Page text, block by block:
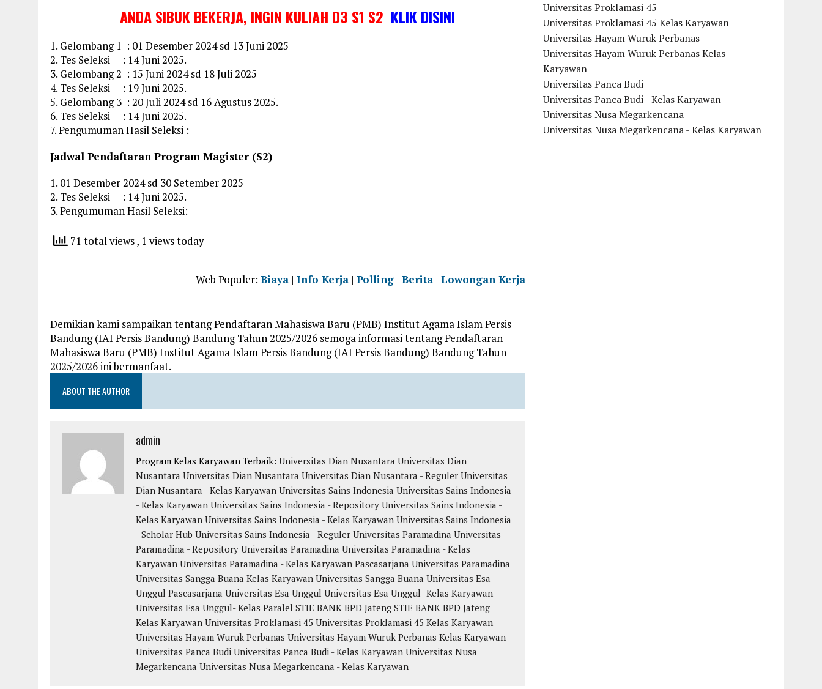
ANDA SIBUK BEKERJA, INGIN KULIAH D3 S1 S2 KLIK DISINI
1. Gelombang 1 : 01 Desember 2024 sd 13 Juni 2025
2. Tes Seleksi : 14 Juni 2025.
3. Gelombang 2 : 15 Juni 2024 sd 18 Juli 2025
4. Tes Seleksi : 19 Juni 2025.
5. Gelombang 3 : 20 Juli 2024 sd 16 Agustus 2025.
6. Tes Seleksi : 14 Juni 2025.
7. Pengumuman Hasil Seleksi :
Jadwal Pendaftaran Program Magister (S2)
1. 01 Desember 2024 sd 30 Setember 2025
2. Tes Seleksi : 14 Juni 2025.
3. Pengumuman Hasil Seleksi:
71 total views, 1 views today
Web Populer: Biaya| Info Kerja| Polling| Berita| Lowongan Kerja
Demikian kami sampaikan tentang Pendaftaran Mahasiswa Baru (PMB) Institut Agama Islam Persis
Bandung (IAI Persis Bandung) Bandung Tahun 2025/2026 semoga informasi tentang Pendaftaran
Mahasiswa Baru (PMB) Institut Agama Islam Persis Bandung (IAI Persis Bandung) Bandung Tahun
2025/2026 ini bermanfaat.
ABOUT THE AUTHOR
admin
Program Kelas Karyawan Terbaik: Universitas Dian Nusantara Universitas Dian
Nusantara Universitas Dian Nusantara Universitas Dian Nusantara - Reguler Universitas
Dian Nusantara - Kelas Karyawan Universitas Sains Indonesia Universitas Sains Indonesia
- Kelas Karyawan Universitas Sains Indonesia - Repository Universitas Sains Indonesia -
Kelas Karyawan Universitas Sains Indonesia - Kelas Karyawan Universitas Sains Indonesia
- Scholar Hub Universitas Sains Indonesia - Reguler Universitas Paramadina Universitas
Paramadina - Repository Universitas Paramadina Universitas Paramadina - Kelas
Karyawan Universitas Paramadina - Kelas Karyawan Pascasarjana Universitas Paramadina
Universitas Sangga Buana Kelas Karyawan Universitas Sangga Buana Universitas Esa
Unggul Pascasarjana Universitas Esa Unggul Universitas Esa Unggul- Kelas Karyawan
Universitas Esa Unggul- Kelas Paralel STIE BANK BPD Jateng STIE BANK BPD Jateng
Kelas Karyawan Universitas Proklamasi 45 Universitas Proklamasi 45 Kelas Karyawan
Universitas Hayam Wuruk Perbanas Universitas Hayam Wuruk Perbanas Kelas Karyawan
Universitas Panca Budi Universitas Panca Budi - Kelas Karyawan Universitas Nusa
Megarkencana Universitas Nusa Megarkencana - Kelas Karyawan
Universitas Proklamasi 45
Universitas Proklamasi 45 Kelas Karyawan
Universitas Hayam Wuruk Perbanas
Universitas Hayam Wuruk Perbanas Kelas
Karyawan
Universitas Panca Budi
Universitas Panca Budi - Kelas Karyawan
Universitas Nusa Megarkencana
Universitas Nusa Megarkencana - Kelas Karyawan